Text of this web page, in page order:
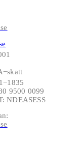
9500 0099
NDEASESS